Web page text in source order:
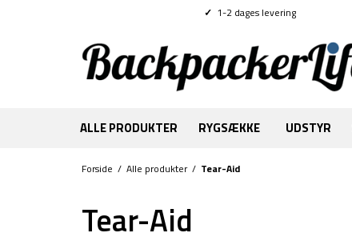
✓ 1-2 dages levering
ALLE PRODUKTER RYGSÆKKE UDSTYR
Forside / Alle produkter/ Tear-Aid
Tear-Aid